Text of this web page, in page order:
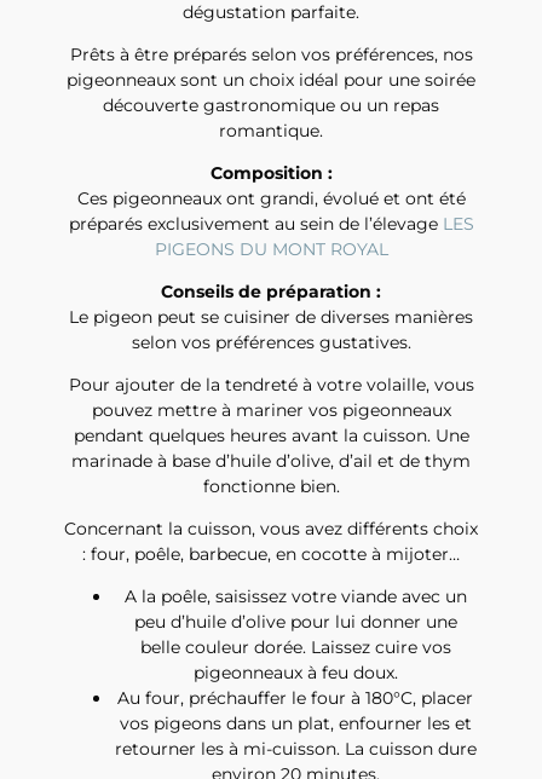
dégustation parfaite.
Prêts à être préparés selon vos préférences, nos
pigeonneaux sont un choix idéal pour une soirée
découverte gastronomique ou un repas
romantique.
Composition :
Ces pigeonneaux ont grandi, évolué et ont été
préparés exclusivement au sein de l’élevage LES
PIGEONS DU MONT ROYAL
Conseils de préparation :
Le pigeon peut se cuisiner de diverses manières
selon vos préférences gustatives.
Pour ajouter de la tendreté à votre volaille, vous
pouvez mettre à mariner vos pigeonneaux
pendant quelques heures avant la cuisson. Une
marinade à base d’huile d’olive, d’ail et de thym
fonctionne bien.
Concernant la cuisson, vous avez différents choix
: four, poêle, barbecue, en cocotte à mijoter…
A la poêle, saisissez votre viande avec un
peu d’huile d’olive pour lui donner une
belle couleur dorée. Laissez cuire vos
pigeonneaux à feu doux.
Au four, préchauffer le four à 180°C, placer
vos pigeons dans un plat, enfourner les et
retourner les à mi-cuisson. La cuisson dure
environ 20 minutes.